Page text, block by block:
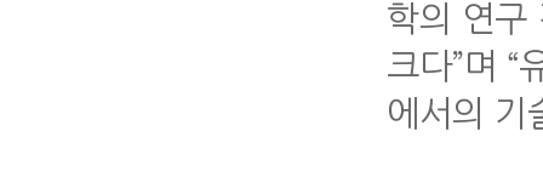
학의 연구
크다”며 “
에서의 기